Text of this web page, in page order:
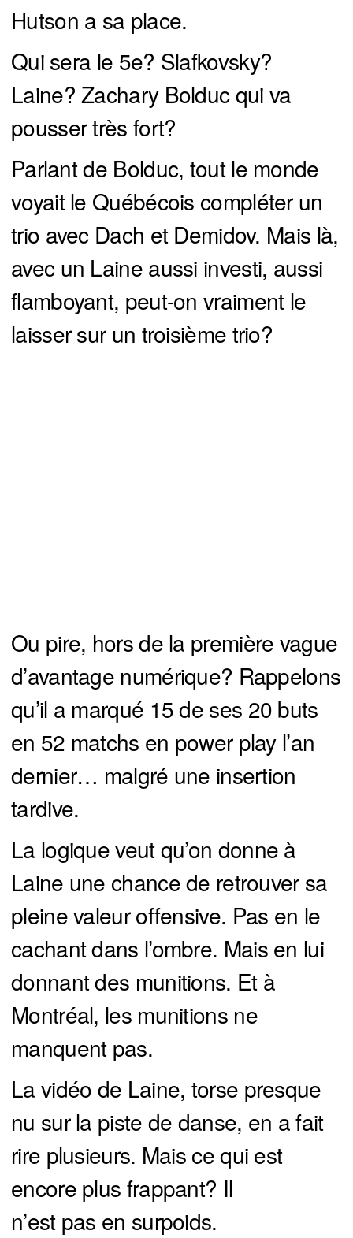
Hutson a sa place.
Qui sera le 5e? Slafkovsky?
Laine? Zachary Bolduc qui va
pousser très fort?
Parlant de Bolduc, tout le monde
voyait le Québécois compléter un
trio avec Dach et Demidov. Mais là,
avec un Laine aussi investi, aussi
flamboyant, peut-on vraiment le
laisser sur un troisième trio?
Ou pire, hors de la première vague
d’avantage numérique? Rappelons
qu’il a marqué 15 de ses 20 buts
en 52 matchs en power play l’an
dernier… malgré une insertion
tardive.
La logique veut qu’on donne à
Laine une chance de retrouver sa
pleine valeur offensive. Pas en le
cachant dans l’ombre. Mais en lui
donnant des munitions. Et à
Montréal, les munitions ne
manquent pas.
La vidéo de Laine, torse presque
nu sur la piste de danse, en a fait
rire plusieurs. Mais ce qui est
encore plus frappant? Il
n’est pas en surpoids.